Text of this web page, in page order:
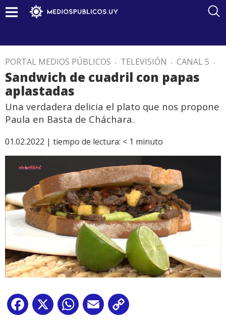
PORTAL MEDIOS PÚBLICOS . TELEVISIÓN . CANAL 5 .
Sandwich de cuadril con papas
aplastadas
Una verdadera delicia el plato que nos propone
Paula en Basta de Cháchara.
01.02.2022 | tiempo de lectura: < 1 minuto
Facebook
X WhatsApp
Email